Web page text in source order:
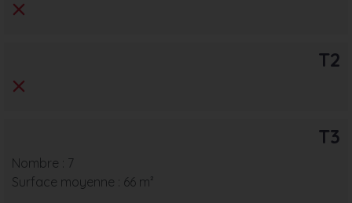
T2
T3
Nombre : 7
Surface moyenne : 66 m²